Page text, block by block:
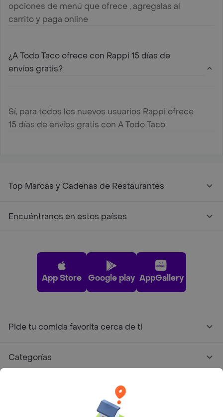
opciones de menú que ofrece , agregalas al
carrito y paga online
¿A Todo Taco ofrece con Rappi 15 días de
envíos gratis?
Sí, para todos los nuevos usuarios Rappi ofrece
15 días de envíos gratis con A Todo Taco
Top Marcas y Cadenas de Restaurantes
Encuéntranos en estos países
App Store Google play AppGallery
Pide tu comida favorita cerca de ti
Categorías